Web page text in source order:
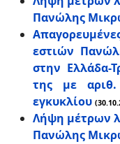
Πανώλης
εστιών
στην Ελλάδα-
της με αριθ.
εγκυκλίου
Λήψη μέτρων
Πανώλης